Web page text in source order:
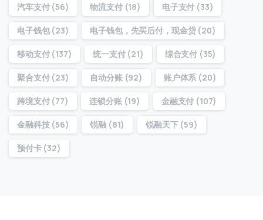
汽车支付(56) 物流支付(18) 电子支付 (33)
电子钱包(23) 电子钱包，先买后付，现金贷(20)
移动支付(137) 统一支付(21) 综合支付 (35)
聚合支付(23) 自动分账(92) 账户体系 (20)
跨境支付(77) 连锁分账(19) 金融支付 (107)
金融科技(56) 锐融 (81) 锐融天下(59)
预付卡(32)
我们通常的回复时间：30 分钟内